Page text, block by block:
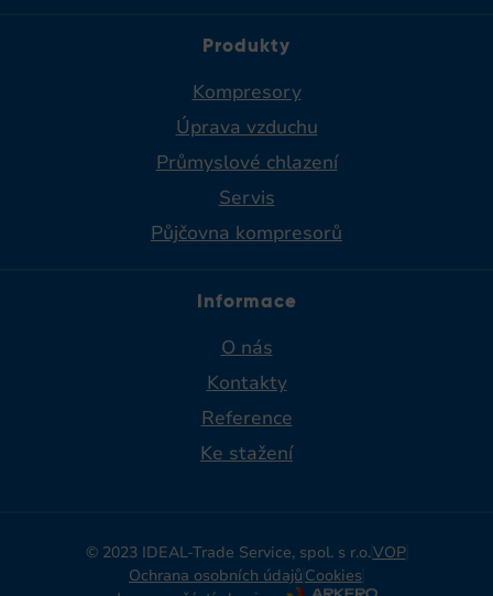
Produkty
Kompresory
Úprava vzduchu
Průmyslové chlazení
Servis
Půjčovna kompresorů
Informace
O nás
Kontakty
Reference
Ke stažení
© 2023 IDEAL-Trade Service, spol. s r.o.VOP
Ochrana osobních údajů Cookies